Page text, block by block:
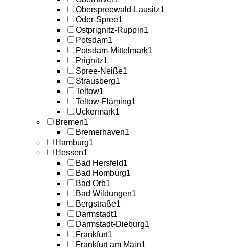
Oberspreewald-Lausitz1
Oder-Spree1
Ostprignitz-Ruppin1
Potsdam1
Potsdam-Mittelmark1
Prignitz1
Spree-Neiße1
Strausberg1
Teltow1
Teltow-Fläming1
Uckermark1
Bremen1
Bremerhaven1
Hamburg1
Hessen1
Bad Hersfeld1
Bad Homburg1
Bad Orb1
Bad Wildungen1
Bergstraße1
Darmstadt1
Darmstadt-Dieburg1
Frankfurt1
Frankfurt am Main1